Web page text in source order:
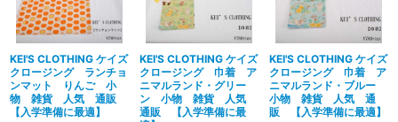
KEI'S CLOTHING ケイズ
クロージング ランチョ
ンマット りんご 小
物 雑貨 人気 通販
【入学準備に最適】
KEI'S CLOTHING ケイズ
クロージング 巾着 ア
ニマルランド・グリー
ン 小物 雑貨 人気
通販 【入学準備に最
KEI'S CLOTHING ケイズ
クロージング 巾着 ア
ニマルランド・ブルー
小物 雑貨 人気 通
販 【入学準備に最適】